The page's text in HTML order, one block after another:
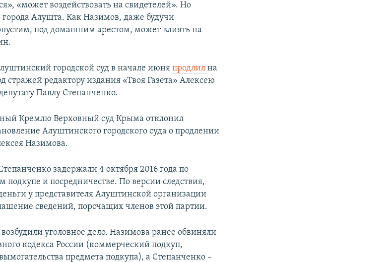
«может воздействовать на свидетелей». Но
города Алушта. Как Назимов, даже будучи
под домашним арестом, может влиять на
городской суд в начале июняпродлилна
стражей редактору издания «Твоя Газета» Алексею
Павлу Степанченко.
Кремлю Верховный суд Крыма отклонил
Алуштинского городского суда о продлении
Назимова.
задержали 4 октября 2016 года по
и посредничестве. По версии следствия,
у представителя Алуштинской организации
сведений, порочащих членов этой партии.
уголовное дело. Назимова ранее обвиняли
кодекса России (коммерческий подкуп,
предмета подкупа), а Степанченко –